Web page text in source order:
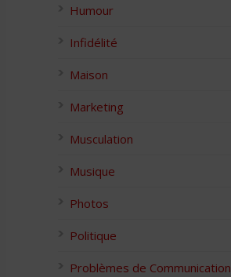
Humour
Infidélité
Maison
Marketing
Musculation
Musique
Photos
Politique
Problèmes de Communication